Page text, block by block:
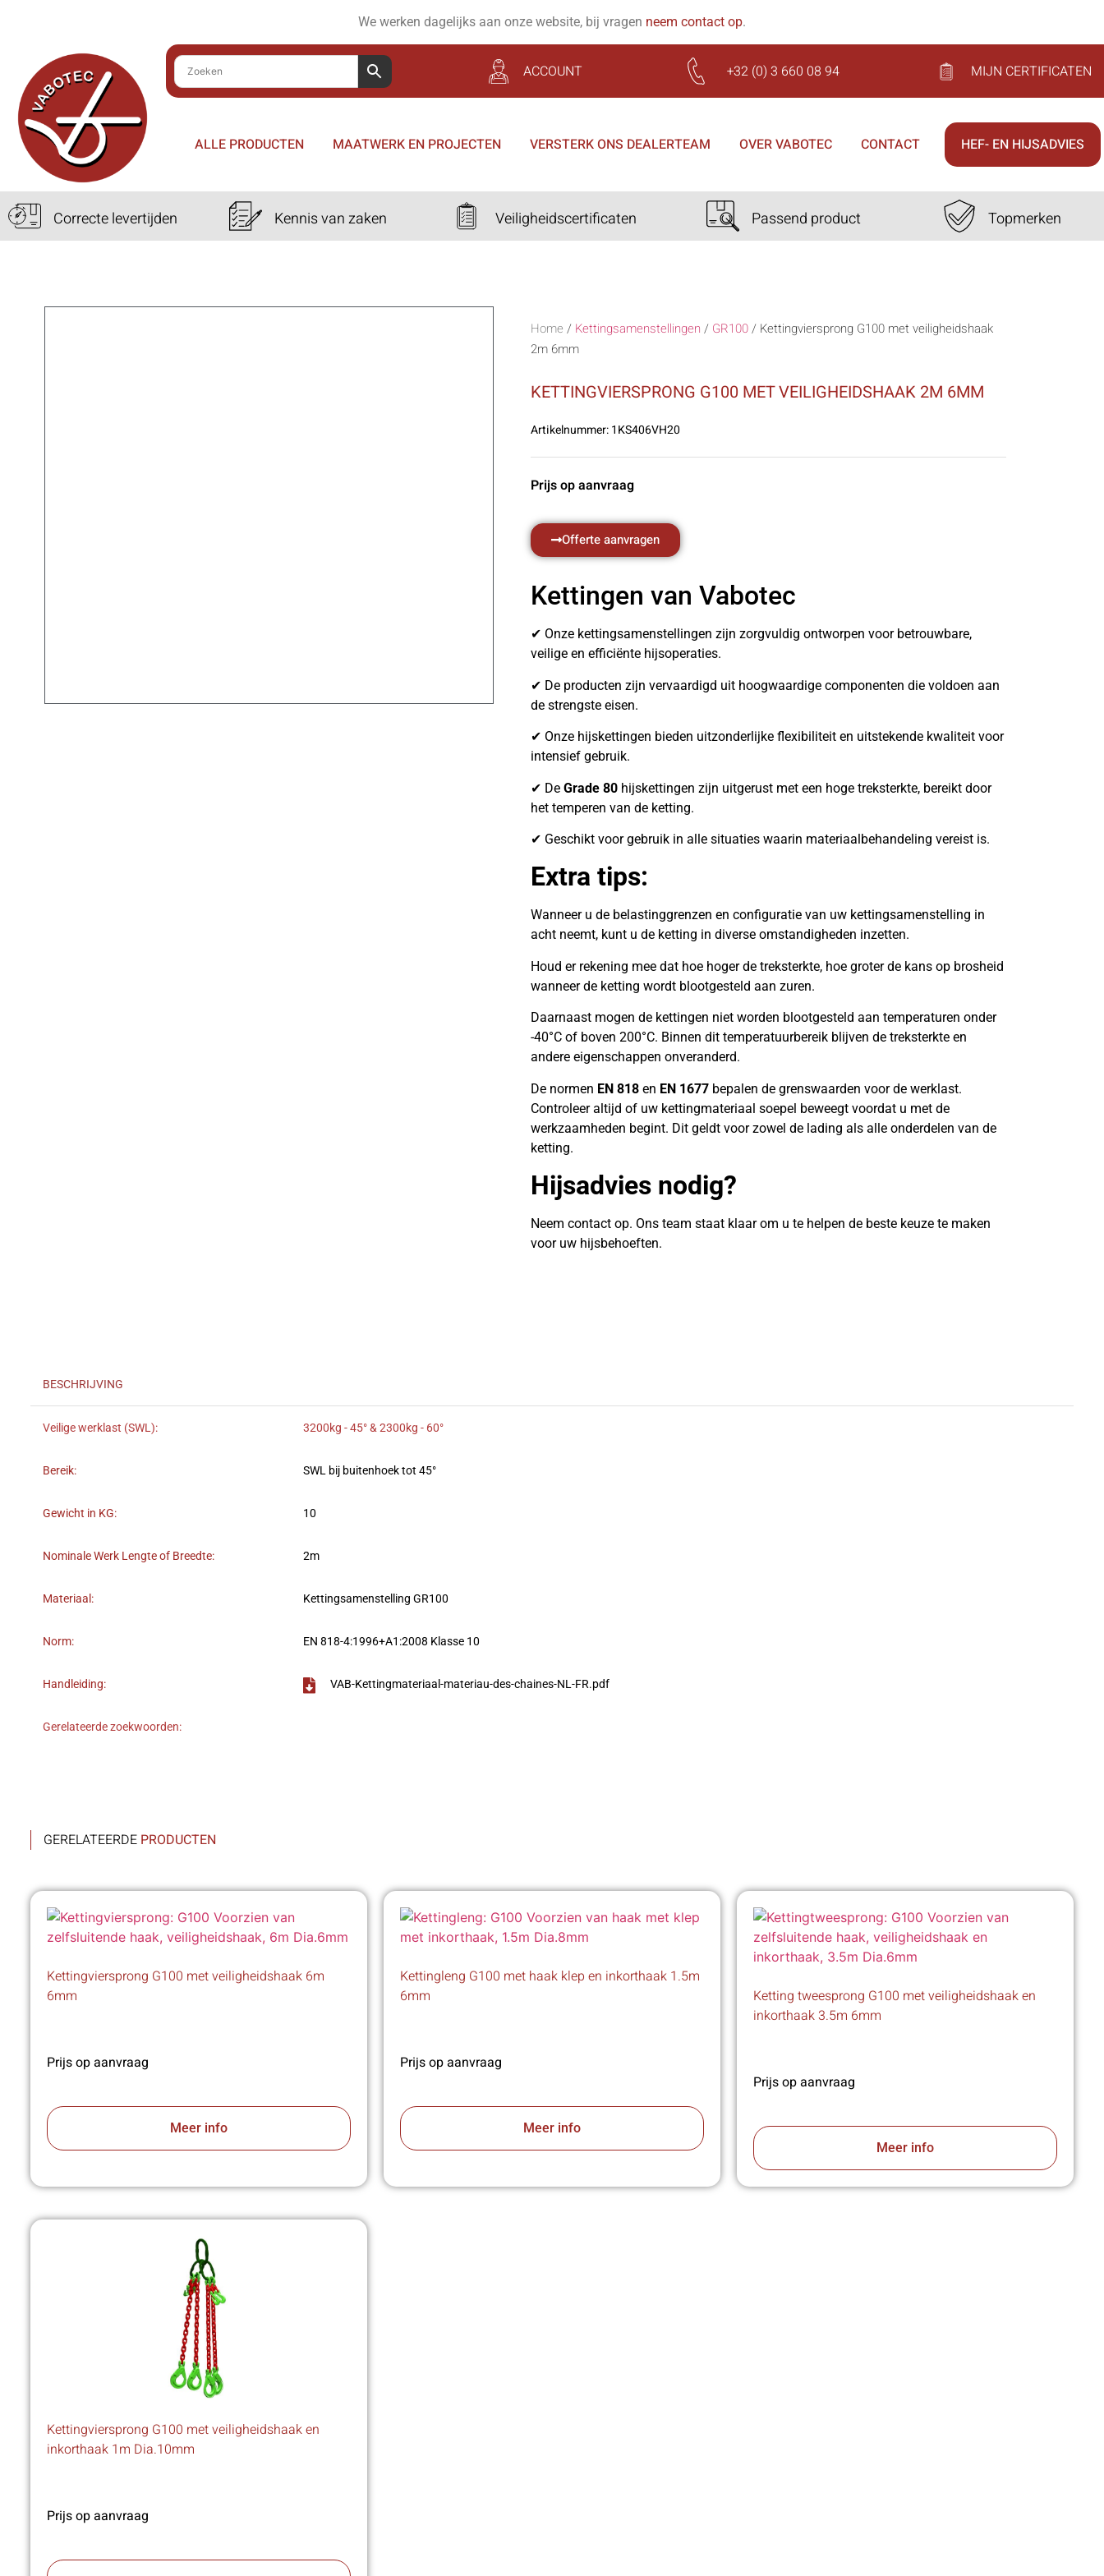
We werken dagelijks aan onze website, bij vragen neem contact op.
ACCOUNT +32 (0) 3 660 08 94 MIJN CERTIFICATEN
ALLE PRODUCTEN MAATWERK EN PROJECTEN VERSTERK ONS DEALERTEAM OVER VABOTEC CONTACT HEF- EN HIJSADVIES
Correcte levertijden Kennis van zaken Veiligheidscertificaten Passend product Topmerken
Home / Kettingsamenstellingen / GR100/ Kettingviersprong G100 met veiligheidshaak
2m 6mm
KETTINGVIERSPRONG G100 MET VEILIGHEIDSHAAK 2M 6MM
Artikelnummer:1KS406VH20
Prijs op aanvraag
Offerte aanvragen
Kettingen van Vabotec
✔ Onze kettingsamenstellingen zijn zorgvuldig ontworpen voor betrouwbare,
veilige en efficiënte hijsoperaties.
✔ De producten zijn vervaardigd uit hoogwaardige componenten die voldoen aan
de strengste eisen.
✔ Onze hijskettingen bieden uitzonderlijke flexibiliteit en uitstekende kwaliteit voor
intensief gebruik.
✔ De Grade 80 hijskettingen zijn uitgerust met een hoge treksterkte, bereikt door
het temperen van de ketting.
✔ Geschikt voor gebruik in alle situaties waarin materiaalbehandeling vereist is.
Extra tips:
Wanneer u de belastinggrenzen en configuratie van uw kettingsamenstelling in
acht neemt, kunt u de ketting in diverse omstandigheden inzetten.
Houd er rekening mee dat hoe hoger de treksterkte, hoe groter de kans op brosheid
wanneer de ketting wordt blootgesteld aan zuren.
Daarnaast mogen de kettingen niet worden blootgesteld aan temperaturen onder
-40°C of boven 200°C. Binnen dit temperatuurbereik blijven de treksterkte en
andere eigenschappen onveranderd.
De normen EN 818 en EN 1677 bepalen de grenswaarden voor de werklast.
Controleer altijd of uw kettingmateriaal soepel beweegt voordat u met de
werkzaamheden begint. Dit geldt voor zowel de lading als alle onderdelen van de
ketting.
Hijsadvies nodig?
Neem contact op. Ons team staat klaar om u te helpen de beste keuze te maken
voor uw hijsbehoeften.
BESCHRIJVING
Veilige werklast (SWL): 3200kg - 45° & 2300kg - 60°
Bereik: SWL bij buitenhoek tot 45°
Gewicht in KG: 10
Nominale Werk Lengte of Breedte: 2m
Materiaal: Kettingsamenstelling GR100
Norm: EN 818-4:1996+A1:2008 Klasse 10
Handleiding: VAB-Kettingmateriaal-materiau-des-chaines-NL-FR.pdf
Gerelateerde zoekwoorden:
GERELATEERDE PRODUCTEN
Kettingviersprong G100 met veiligheidshaak 6m
6mm
Prijs op aanvraag
Meer info
Kettingleng G100 met haak klep en inkorthaak 1.5m
6mm
Prijs op aanvraag
Meer info
Ketting tweesprong G100 met veiligheidshaak en
inkorthaak 3.5m 6mm
Prijs op aanvraag
Meer info
Kettingviersprong G100 met veiligheidshaak en
inkorthaak 1m Dia.10mm
Prijs op aanvraag